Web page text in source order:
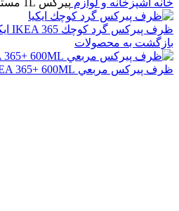
خانه آشپزخانه و لوازم پيركس 1L مستطيل IKEA 365 ايكيا
ظرف پيركس گرد كوچك IKEA 365 ايكيا
بازگشت به محصولات
ظرف پيركس مربعي IKEA 365+ 600ML ايكيا